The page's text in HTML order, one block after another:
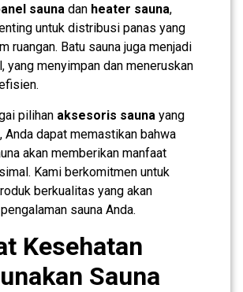
sauna dan heater sauna,
untuk distribusi panas yang
ruangan. Batu sauna juga menjadi
yang menyimpan dan meneruskan
pilihan aksesoris sauna yang
Anda dapat memastikan bahwa
akan memberikan manfaat
Kami berkomitmen untuk
berkualitas yang akan
sauna Anda.
Kesehatan
Sauna